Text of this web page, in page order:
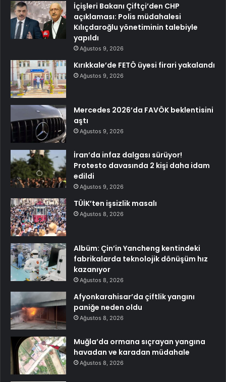
İçişleri Bakanı Çiftçi’den CHP
açıklaması: Polis müdahalesi
Kılıçdaroğlu yönetiminin talebiyle
yapıldı
Ağustos 9, 2026
Kırıkkale’de FETÖ üyesi firari yakalandı
Ağustos 9, 2026
Mercedes 2026’da FAVÖK beklentisini
aştı
Ağustos 9, 2026
İran’da infaz dalgası sürüyor!
Protesto davasında 2 kişi daha idam
edildi
Ağustos 9, 2026
TÜİK’ten işsizlik masalı
Ağustos 8, 2026
Albüm: Çin’in Yancheng kentindeki
fabrikalarda teknolojik dönüşüm hız
kazanıyor
Ağustos 8, 2026
Afyonkarahisar’da çiftlik yangını
paniğe neden oldu
Ağustos 8, 2026
Muğla’da ormana sıçrayan yangına
havadan ve karadan müdahale
Ağustos 8, 2026